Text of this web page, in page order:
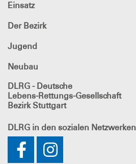
Einsatz
Der Bezirk
Jugend
Neubau
DLRG - Deutsche
Lebens-Rettungs-Gesellschaft
Bezirk Stuttgart
DLRG in den sozialen Netzwerken